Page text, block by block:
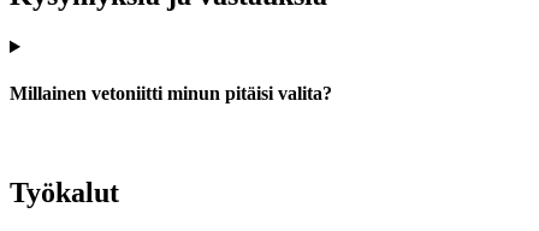
Millainen vetoniitti minun pitäisi valita?
Työkalut